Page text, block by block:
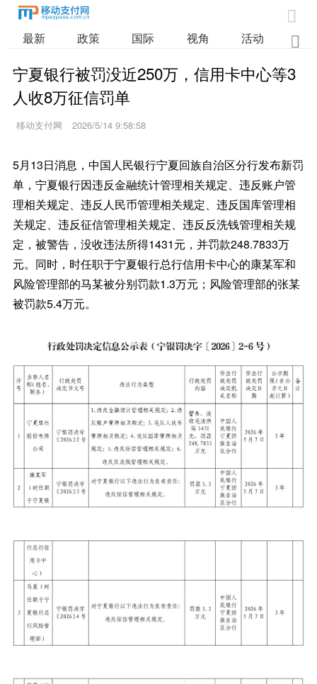

最新 政策 国际 视角 活动 业

宁夏银行被罚没近250万，信用卡中心等3
人收8万征信罚单
移动支付网 2026/5/14 9:58:58
5月13日消息，中国人民银行宁夏回族自治区分行发布新罚
单，宁夏银行因违反金融统计管理相关规定、违反账户管
理相关规定、违反人民币管理相关规定、违反国库管理相
关规定、违反征信管理相关规定、违反反洗钱管理相关规
定，被警告，没收违法所得1431元，并罚款248.7833万
元。同时，时任职于宁夏银行总行信用卡中心的康某军和
风险管理部的马某被分别罚款1.3万元；风险管理部的张某
被罚款5.4万元。